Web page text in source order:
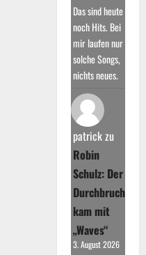
Das sind heute
noch Hits. Bei
mir laufen nur
solche Songs,
nichts neues.
patrickzu
Robin
Schulz: Der
Durchbruch
kam mit
„Waves“
3. August 2026